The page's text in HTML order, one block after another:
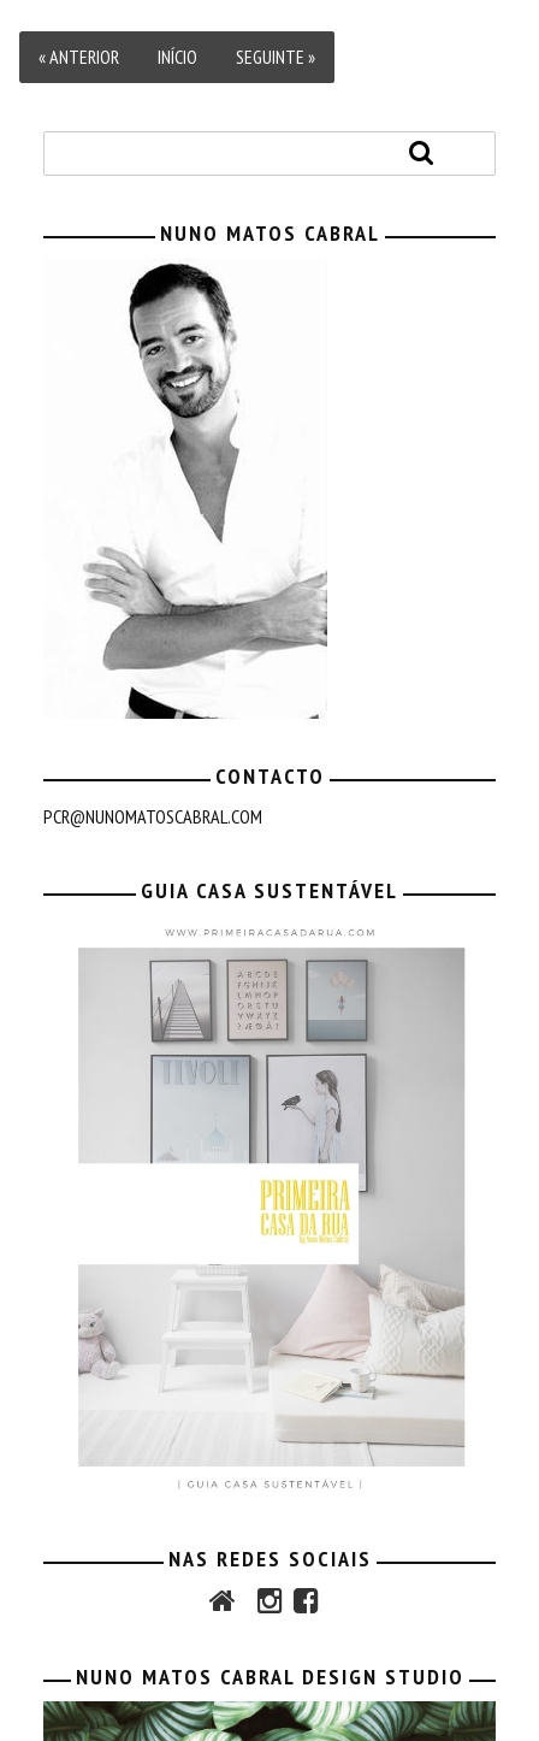
« ANTERIOR INÍCIO SEGUINTE »
NUNO MATOS CABRAL
CONTACTO
PCR@NUNOMATOSCABRAL.COM
GUIA CASA SUSTENTÁVEL
NAS REDES SOCIAIS
NUNO MATOS CABRAL DESIGN STUDIO